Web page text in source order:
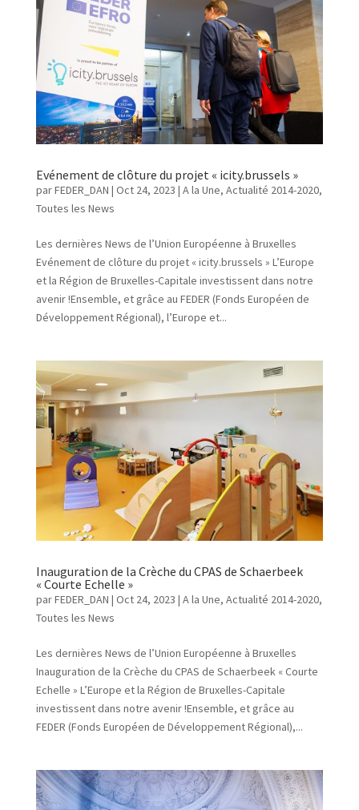
Evénement de clôture du projet « icity.brussels »
parFEDER_DAN | Oct 24, 2023 | A la Une, Actualité 2014-2020,
Toutes les News
Les dernières News de l’Union Européenne à Bruxelles
Evénement de clôture du projet « icity.brussels » L’Europe
et la Région de Bruxelles-Capitale investissent dans notre
avenir !Ensemble, et grâce au FEDER (Fonds Européen de
Développement Régional), l’Europe et...
Inauguration de la Crèche du CPAS de Schaerbeek
« Courte Echelle »
parFEDER_DAN | Oct 24, 2023 | A la Une, Actualité 2014-2020,
Toutes les News
Les dernières News de l’Union Européenne à Bruxelles
Inauguration de la Crèche du CPAS de Schaerbeek « Courte
Echelle » L’Europe et la Région de Bruxelles-Capitale
investissent dans notre avenir !Ensemble, et grâce au
FEDER (Fonds Européen de Développement Régional),...